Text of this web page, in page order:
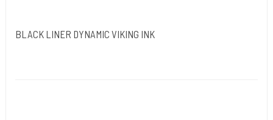
BLACK LINER DYNAMIC VIKING INK